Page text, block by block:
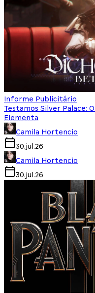
Informe Publicitário
Testamos Silver Palace:
Elementa
Camila Hortencio
30.jul.26
Camila Hortencio
30.jul.26